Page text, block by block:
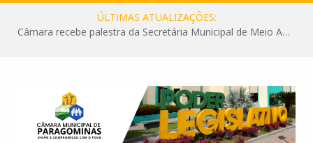
ÚLTIMAS ATUALIZAÇÕES:
Câmara recebe palestra da Secretária Municipal de Meio Ambiente sobre as ações da “SEMANA DO MEIO AMBIENTE”